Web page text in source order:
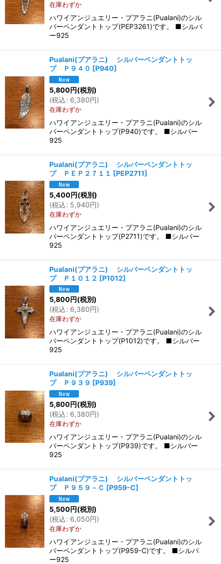
在庫わずか
ハワイアンジュエリー・プアラニ(Pualani)のシル
バーペンダントトップ(PEP3261)です。 ■シルバ
ー925
Pualani(プアラニ) シルバーペンダントトッ
プ Ｐ９４０ [P940]
5,800円(税別)
(税込: 6,380円)
在庫わずか
ハワイアンジュエリー・プアラニ(Pualani)のシル
バーペンダントトップ(P940)です。 ■シルバー
925
Pualani(プアラニ) シルバーペンダントトッ
プ ＰＥＰ２７１１ [PEP2711]
5,400円(税別)
(税込: 5,940円)
在庫わずか
ハワイアンジュエリー・プアラニ(Pualani)のシル
バーペンダントトップ(P2711)です。 ■シルバー
925
Pualani(プアラニ) シルバーペンダントトッ
プ Ｐ１０１２ [P1012]
5,800円(税別)
(税込: 6,380円)
在庫わずか
ハワイアンジュエリー・プアラニ(Pualani)のシル
バーペンダントトップ(P1012)です。 ■シルバー
925
Pualani(プアラニ) シルバーペンダントトッ
プ Ｐ９３９ [P939]
5,800円(税別)
(税込: 6,380円)
在庫わずか
ハワイアンジュエリー・プアラニ(Pualani)のシル
バーペンダントトップ(P939)です。 ■シルバー
925
Pualani(プアラニ) シルバーペンダントトッ
プ Ｐ９５９－Ｃ [P959-C]
5,500円(税別)
(税込: 6,050円)
在庫わずか
ハワイアンジュエリー・プアラニ(Pualani)のシル
バーペンダントトップ(P959-C)です。 ■シルバ
ー925